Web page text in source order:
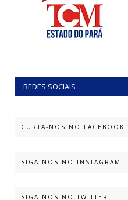
REDES SOCIAIS
CURTA-NOS NO FACEBOOK
SIGA-NOS NO INSTAGRAM
SIGA-NOS NO TWITTER